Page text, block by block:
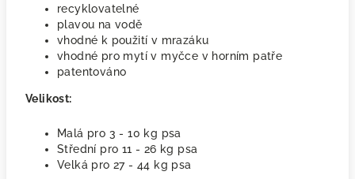
recyklovatelné
plavou na vodě
vhodné k použití v mrazáku
vhodné pro mytí v myčce v horním patře
patentováno
Velikost:
Malá pro 3 - 10 kg psa
Střední pro 11 - 26 kg psa
Velká pro 27 - 44 kg psa